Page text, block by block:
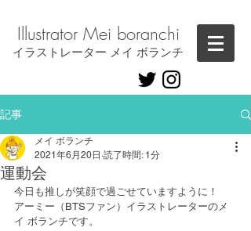
Illustrator ​Mei boranchi
​イラストレーター メイ ボランチ
記事
運動会
メイ ボランチ
2021年6月20日 読了時間: 1分
今日も推しが笑顔で過ごせていますように！
アーミー（BTSファン）イラストレーターのメ
イ ボランチです。